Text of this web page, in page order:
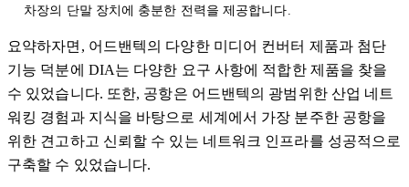
차장의 단말 장치에 충분한 전력을 제공합니다.
요약하자면, 어드밴텍의 다양한 미디어 컨버터 제품과 첨단
기능 덕분에 DIA는 다양한 요구 사항에 적합한 제품을 찾을
수 있었습니다. 또한, 공항은 어드밴텍의 광범위한 산업 네트
워킹 경험과 지식을 바탕으로 세계에서 가장 분주한 공항을
위한 견고하고 신뢰할 수 있는 네트워크 인프라를 성공적으로
구축할 수 있었습니다.